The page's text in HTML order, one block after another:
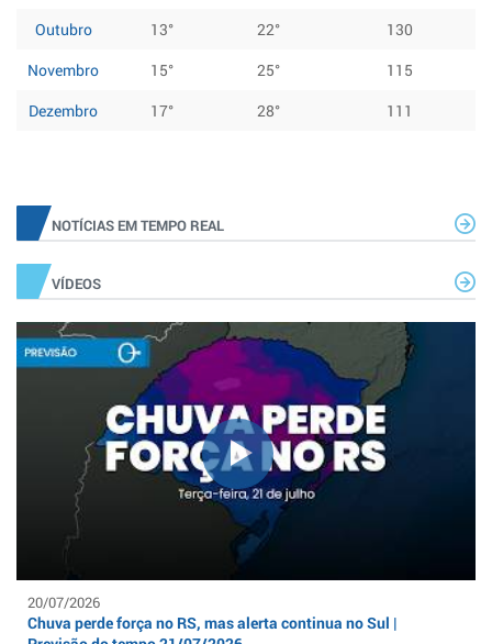
Outubro
13° 22°
130
Novembro
15° 25°
115
Dezembro
17° 28° 111
NOTÍCIAS EM TEMPO REAL
VÍDEOS
20/07/2026
Chuva perde força no RS, mas alerta continua no Sul |